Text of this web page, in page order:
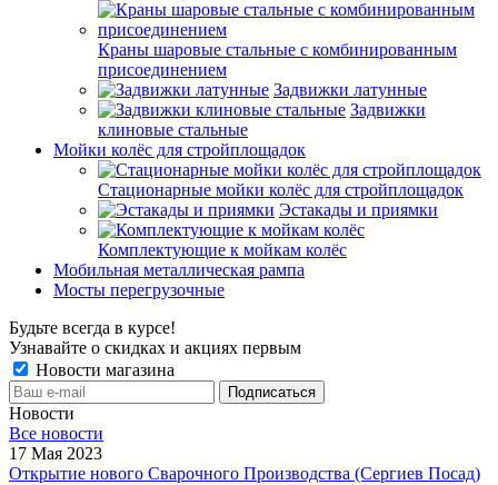
Краны шаровые стальные с комбинированным
присоединением
Задвижки латунные
Задвижки
клиновые стальные
Мойки колёс для стройплощадок
Стационарные мойки колёс для стройплощадок
Эстакады и приямки
Комплектующие к мойкам колёс
Мобильная металлическая рампа
Мосты перегрузочные
Будьте всегда в курсе!
Узнавайте о скидках и акциях первым
Новости магазина
Новости
Все новости
17 Мая 2023
Открытие нового Сварочного Производства (Сергиев Посад)